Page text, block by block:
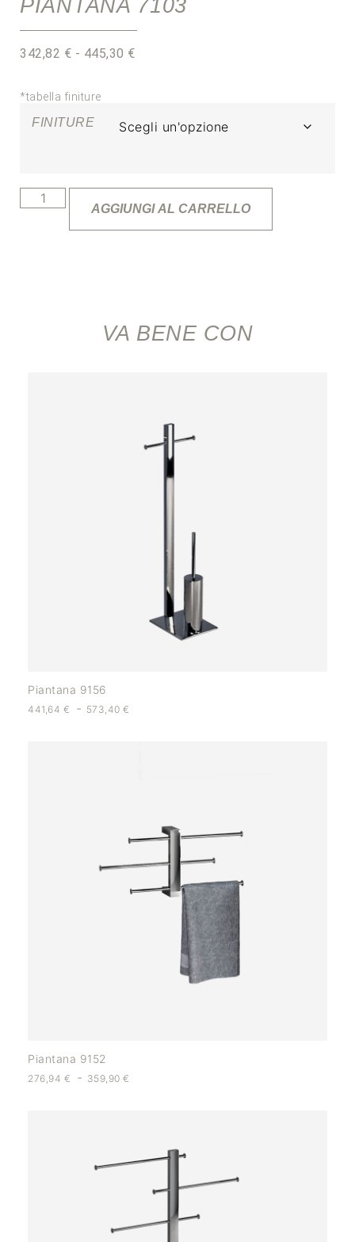
PIANTANA 7103
342,82 € - 445,30 €
*tabella finiture
FINITURE
AGGIUNGI AL CARRELLO
VA BENE CON
Piantana 9156
441,64 € - 573,40€
Piantana 9152
276,94 € - 359,90€